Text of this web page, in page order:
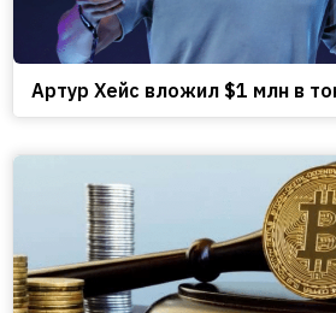
Артур Хейс вложил $1 млн в